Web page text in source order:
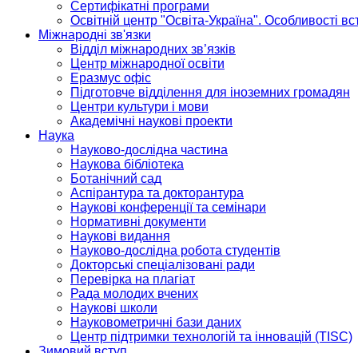
Сертифікатні програми
Освітній центр "Освіта-Україна". Особливості
Міжнародні зв'язки
Відділ міжнародних зв’язків
Центр міжнародної освіти
Еразмус офіс
Підготовче відділення для іноземних громадян
Центри культури і мови
Академічні наукові проекти
Наука
Науково-дослідна частина
Наукова бібліотека
Ботанічний сад
Аспірантура та докторантура
Наукові конференції та семінари
Нормативні документи
Наукові видання
Науково-дослідна робота студентів
Докторські спеціалізовані ради
Перевірка на плагіат
Рада молодих вчених
Наукові школи
Науковометричні бази даних
Центр підтримки технологій та інновацій (TISC)